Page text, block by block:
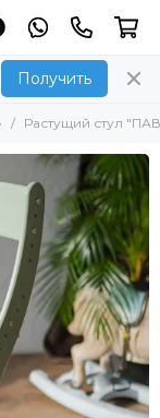
Получить
Растущий стул